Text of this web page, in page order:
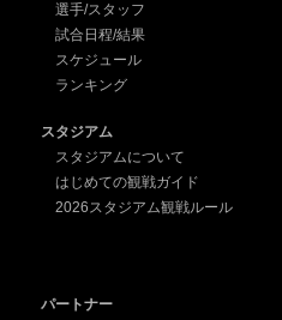
選手/スタッフ
試合日程/結果
スケジュール
ランキング
スタジアム
スタジアムについて
はじめての観戦ガイド
2026スタジアム観戦ルール
パートナー